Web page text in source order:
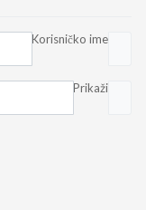
Korisničko ime
Prikaži